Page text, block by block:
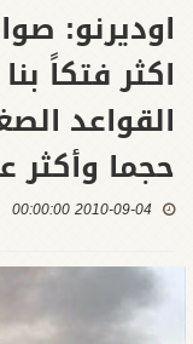
اكثر فتكاً
القواعد
حجما وأكثر
2010-09-04 00:00:00